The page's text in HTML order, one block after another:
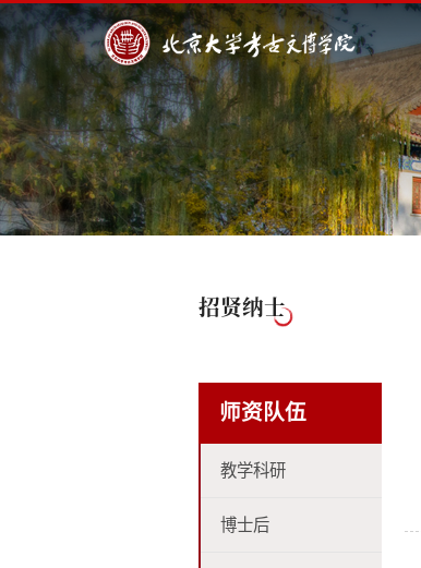
招贤纳士
师资队伍
教学科研
博士后